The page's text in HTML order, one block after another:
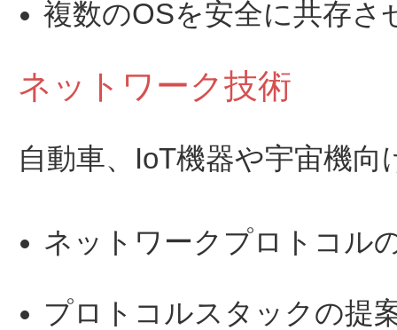
複数のOSを安全に共存さ
ネットワーク技術
自動車、IoT機器や宇宙機
ネットワークプロトコル
プロトコルスタックの提